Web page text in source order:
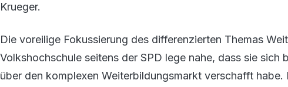
Krueger.
Die voreilige Fokussierung des differenzierten Themas
Volkshochschule seitens der SPD lege nahe, dass sie
über den komplexen Weiterbildungsmarkt verschafft